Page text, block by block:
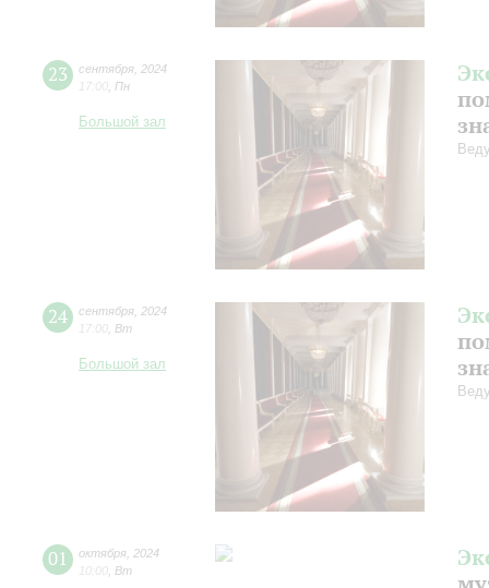
23 сентября 2024
17:00 Пн
Большой зал
24 сентября 2024
17:00 Вт
Большой зал
01 октября 2024
10:00 Вт